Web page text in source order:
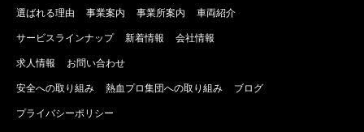
選ばれる理由 事業案内 事業所案内 車両紹介
サービスラインナップ 新着情報 会社情報
求人情報 お問い合わせ
安全への取り組み 熱血プロ集団への取り組み ブログ
プライバシーポリシー